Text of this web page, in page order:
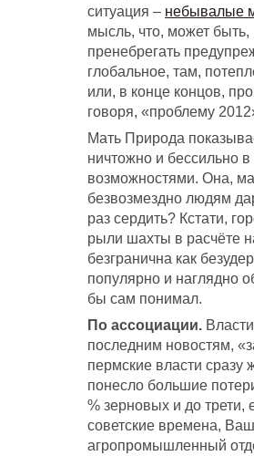
ситуация – небывалые
мысль, что, может
пренебрегать
глобальное, там,
или, в конце концов,
говоря, «проблему
Мать Природа
ничтожно и бессильно
возможностями. Она,
безвозмездно людям
раз сердить? Кстати,
рыли шахты в расчёте
безгранична как
популярно и наглядно
бы сам понимал.
По ассоциации.
последним новостям,
пермские власти сразу
понесло большие
% зерновых и до трети,
советские времена,
агропромышленный